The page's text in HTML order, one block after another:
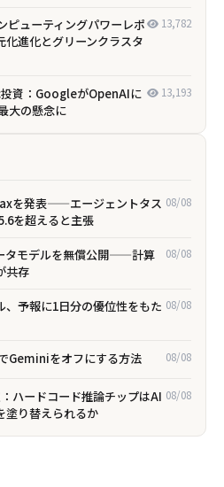
ピューティングパワーレポ
化進化とグリーンクラスタ
13,782
資：GoogleがOpenAIに
大の懸念に
13,193
を発表——エージェントタス
を超えると主張
08/08
タモデルを無償公開——計算
共存
08/08
予報に1日分の優位性をもた 08/08
Geminiをオフにする方法 08/08
ハードコード推論チップはAI
塗り替えられるか
08/08